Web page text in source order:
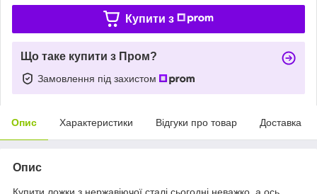
Купити з
Що таке купити з Пром?
Замовлення під захистом
Опис Характеристики Відгуки про товар Доставка
Опис
Купити ложки з нержавіючої сталі сьогодні неважко, а ось,